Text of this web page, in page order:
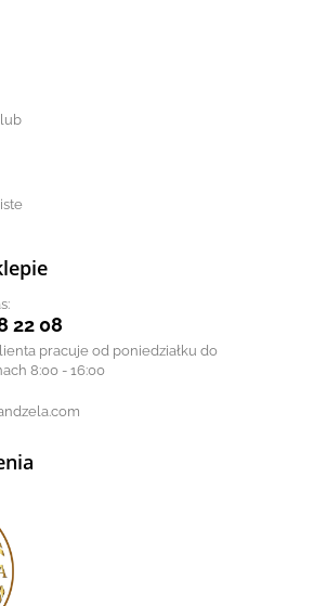
22 08
pracuje od poniedziałku do
8:00 - 16:00